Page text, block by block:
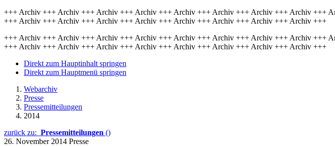
+++ Archiv +++ Archiv +++ Archiv +++ Archiv +++ Archiv +++ Archiv +++ Archiv +++ Archiv
+++ Archiv +++ Archiv +++ Archiv +++ Archiv +++ Archiv +++ Archiv +++ Archiv +++ Archiv +++
+++ Archiv +++ Archiv +++ Archiv +++ Archiv +++ Archiv +++ Archiv +++ Archiv +++ Archiv
+++ Archiv +++ Archiv +++ Archiv +++ Archiv +++ Archiv +++ Archiv +++ Archiv +++ Archiv +++
Direkt zum Hauptinhalt springen
Direkt zum Hauptmenü springen
Webarchiv
Presse
Pressemitteilungen
2014
zurück zu: Pressemitteilungen ()
26. November 2014 Presse